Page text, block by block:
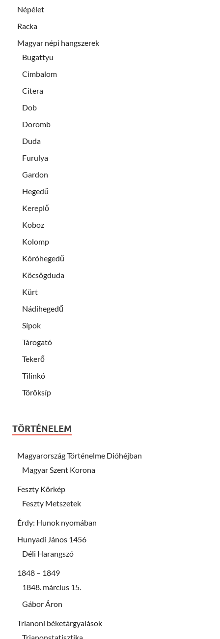
Népélet
Racka
Magyar népi hangszerek
Bugattyu
Cimbalom
Citera
Dob
Doromb
Duda
Furulya
Gardon
Hegedű
Kereplő
Koboz
Kolomp
Kóróhegedű
Köcsögduda
Kürt
Nádihegedű
Sípok
Tárogató
Tekerő
Tilinkó
Töröksíp
TÖRTÉNELEM
Magyarország Történelme Dióhéjban
Magyar Szent Korona
Feszty Körkép
Feszty Metszetek
Érdy: Hunok nyomában
Hunyadi János 1456
Déli Harangszó
1848 – 1849
1848. március 15.
Gábor Áron
Trianoni béketárgyalások